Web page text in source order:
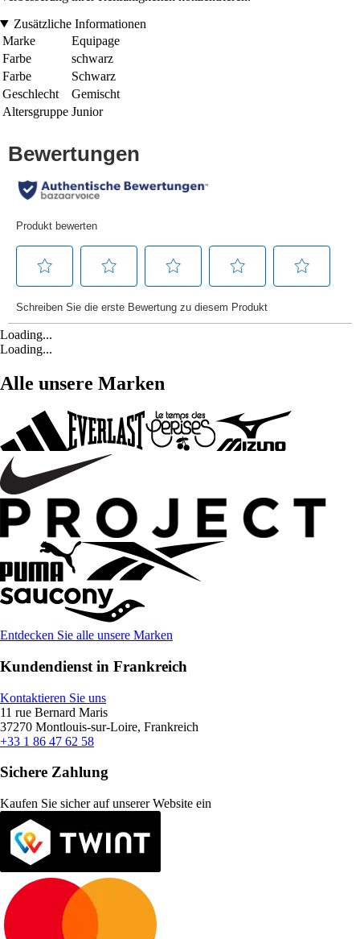
Zusätzliche Informationen
Marke
Equipage
Farbe
schwarz
Farbe
Schwarz
Geschlecht
Gemischt
Altersgruppe Junior
Loading...
Loading...
Alle unsere Marken
Entdecken Sie alle unsere Marken
Kundendienst in Frankreich
Kontaktieren Sie uns
11 rue Bernard Maris
37270 Montlouis-sur-Loire, Frankreich
+33 1 86 47 62 58
Sichere Zahlung
Kaufen Sie sicher auf unserer Website ein